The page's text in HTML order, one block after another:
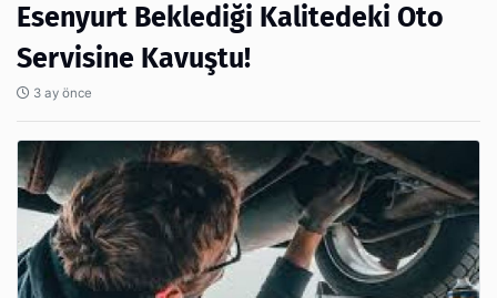
Esenyurt Beklediği Kalitedeki Oto
Servisine Kavuştu!
3 ay önce